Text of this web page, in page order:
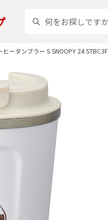
ヒータンブラー S SNOOPY 24 STBC3F